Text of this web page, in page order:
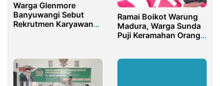
Warga Glenmore
Banyuwangi Sebut
Rekrutmen Karyawan
Ramai Boikot Warung
Madura, Warga Sunda
Puji Keramahan Orang